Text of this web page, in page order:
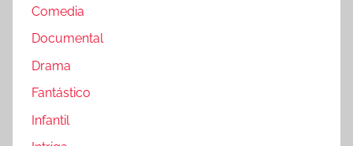
Comedia
Documental
Drama
Fantástico
Infantil